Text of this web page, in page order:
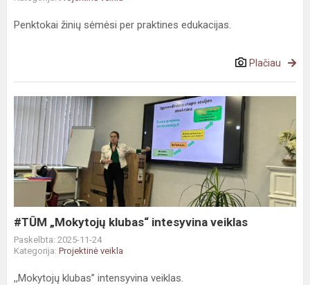
Penktokai žinių sėmėsi per praktines edukacijas.
Plačiau
#TŪM
„Mokytojų
klubas“
intesyvina
veiklas
#TŪM „Mokytojų klubas“ intesyvina veiklas
Paskelbta: 2025-11-24
Kategorija: Projektinė veikla
,,Mokytojų klubas” intensyvina veiklas.